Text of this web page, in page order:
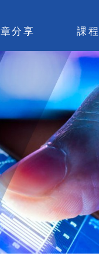
分享
區
每日碎碎唸
作
享
料區
園地
課
交易
策略
每月
線上
結算